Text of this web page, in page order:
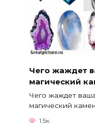
Чего жаждет
магический
Чего жаждет
магический
1.5к.